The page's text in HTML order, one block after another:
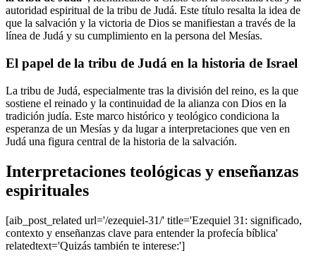
autoridad espiritual de la tribu de Judá. Este título resalta la idea de
que la salvación y la victoria de Dios se manifiestan a través de la
línea de Judá y su cumplimiento en la persona del Mesías.
El papel de la tribu de Judá en la historia de Israel
La tribu de Judá, especialmente tras la división del reino, es la que
sostiene el reinado y la continuidad de la alianza con Dios en la
tradición judía. Este marco histórico y teológico condiciona la
esperanza de un Mesías y da lugar a interpretaciones que ven en
Judá una figura central de la historia de la salvación.
Interpretaciones teológicas y enseñanzas
espirituales
[aib_post_related url='/ezequiel-31/' title='Ezequiel 31: significado,
contexto y enseñanzas clave para entender la profecía bíblica'
relatedtext='Quizás también te interese:']